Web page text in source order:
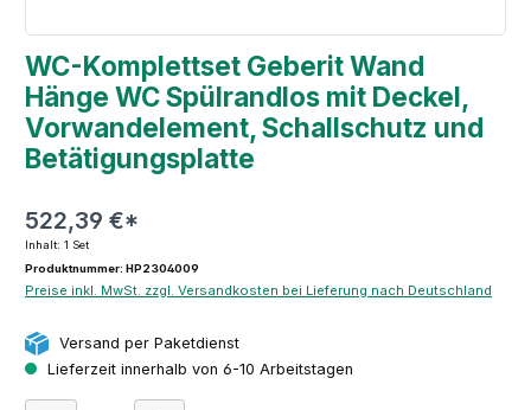
WC-Komplettset Geberit Wand
Hänge WC Spülrandlos mit Deckel,
Vorwandelement, Schallschutz und
Betätigungsplatte
522,39 €*
Inhalt: 1 Set
Produktnummer: HP2304009
Preise inkl. MwSt. zzgl. Versandkosten bei Lieferung nach Deutschland
Versand per Paketdienst
Lieferzeit innerhalb von 6-10 Arbeitstagen